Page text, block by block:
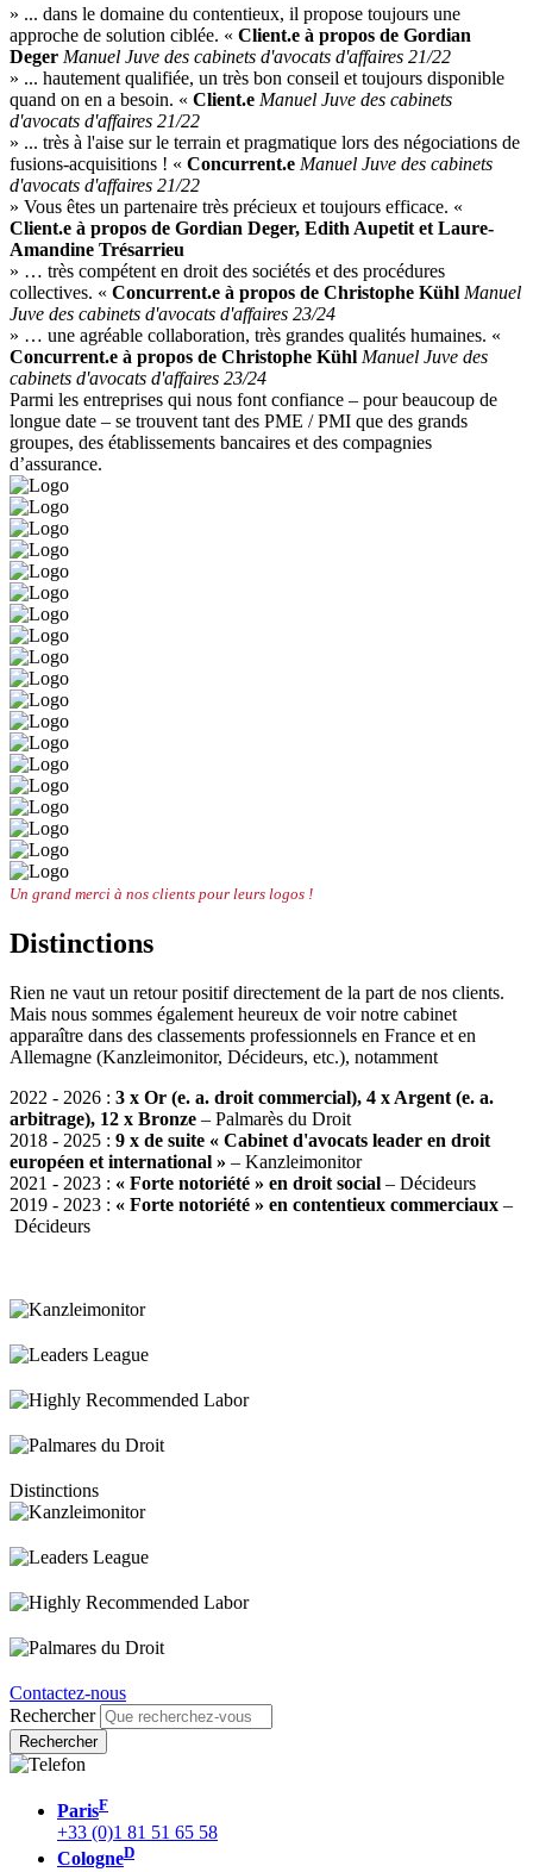
» ... dans le domaine du contentieux, il propose toujours une
approche de solution ciblée. « Client.e à propos de Gordian
Deger Manuel Juve des cabinets d'avocats d'affaires 21/22
» ... hautement qualifiée, un très bon conseil et toujours disponible
quand on en a besoin. « Client.e Manuel Juve des cabinets
d'avocats d'affaires 21/22
» ... très à l'aise sur le terrain et pragmatique lors des négociations de
fusions-acquisitions ! « Concurrent.e Manuel Juve des cabinets
d'avocats d'affaires 21/22
» Vous êtes un partenaire très précieux et toujours efficace. «
Client.e à propos de Gordian Deger, Edith Aupetit et Laure-
Amandine Trésarrieu
» … très compétent en droit des sociétés et des procédures
collectives. « Concurrent.e à propos de Christophe Kühl Manuel
Juve des cabinets d'avocats d'affaires 23/24
» … une agréable collaboration, très grandes qualités humaines. «
Concurrent.e à propos de Christophe Kühl Manuel Juve des
cabinets d'avocats d'affaires 23/24
Parmi les entreprises qui nous font confiance – pour beaucoup de
longue date – se trouvent tant des PME / PMI que des grands
groupes, des établissements bancaires et des compagnies
d’assurance.
Un grand merci à nos clients pour leurs logos !
Distinctions
Rien ne vaut un retour positif directement de la part de nos clients.
Mais nous sommes également heureux de voir notre cabinet
apparaître dans des classements professionnels en France et en
Allemagne (Kanzleimonitor, Décideurs, etc.), notamment
2022 - 2026 : 3 x Or (e. a. droit commercial), 4 x Argent (e. a.
arbitrage), 12 x Bronze – Palmarès du Droit
2018 - 2025 : 9 x de suite « Cabinet d'avocats leader en droit
européen et international » – Kanzleimonitor
2021 - 2023 : « Forte notoriété » en droit social – Décideurs
2019 - 2023 : « Forte notoriété » en contentieux commerciaux –
Décideurs
Distinctions
Contactez-nous
Rechercher
ParisF
+33 (0)1 81 51 65 58
CologneD